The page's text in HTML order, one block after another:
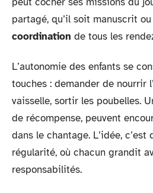
partagé, qu’il soit manuscrit
coordination de tous les
L’autonomie des enfants se
touches : demander de nourrir
vaisselle, sortir les poubelles.
de récompense, peuvent
dans le chantage. L’idée, c’est
régularité, où chacun grandit
responsabilités.